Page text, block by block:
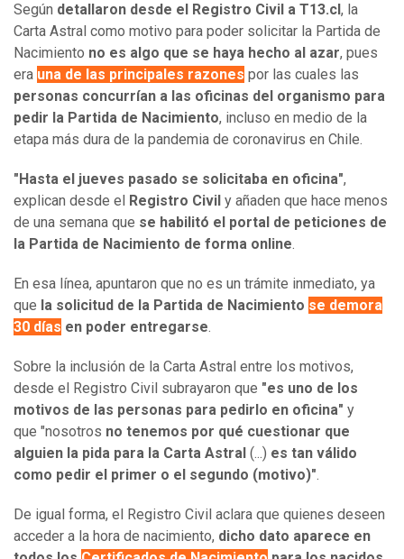
Según detallaron desde el Registro Civil a T13.cl , la
Carta Astral como motivo para poder solicitar la Partida de
Nacimiento no es algo que se haya hecho al azar, pues
era una de las principales razones por las cuales las
personas concurrían a las oficinas del organismo para
pedir la Partida de Nacimiento, incluso en medio de la
etapa más dura de la pandemia de coronavirus en Chile.
"Hasta el jueves pasado se solicitaba en oficina",
explican desde el
Registro Civil y añaden que hace menos
de una semana que se habilitó el portal de peticiones de
la Partida de Nacimiento de forma online.
En esa línea, apuntaron que no es un trámite inmediato, ya
que la solicitud de la Partida de Nacimiento se demora
30 días en poder entregarse.
Sobre la inclusión de la Carta Astral entre los motivos,
desde el Registro Civil subrayaron que "es uno de los
motivos de las personas para pedirlo en oficina" y
que "nosotros no tenemos por qué cuestionar que
alguien la pida para la Carta Astral (...) es tan válido
como pedir el primer o el segundo (motivo)".
De igual forma, el Registro Civil aclara que quienes deseen
acceder a la hora de nacimiento, dicho dato aparece en